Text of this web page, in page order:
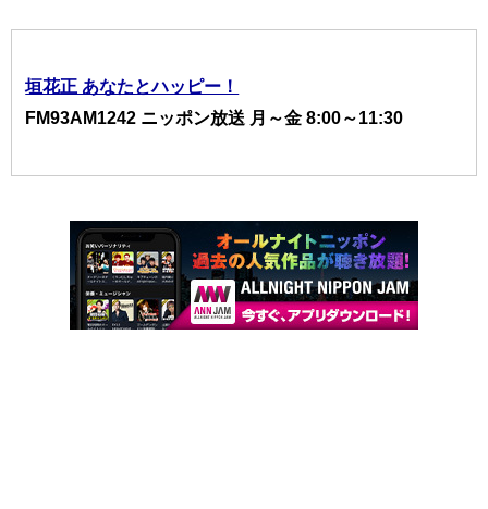
垣花正 あなたとハッピー！
FM93AM1242 ニッポン放送 月～金 8:00～11:30